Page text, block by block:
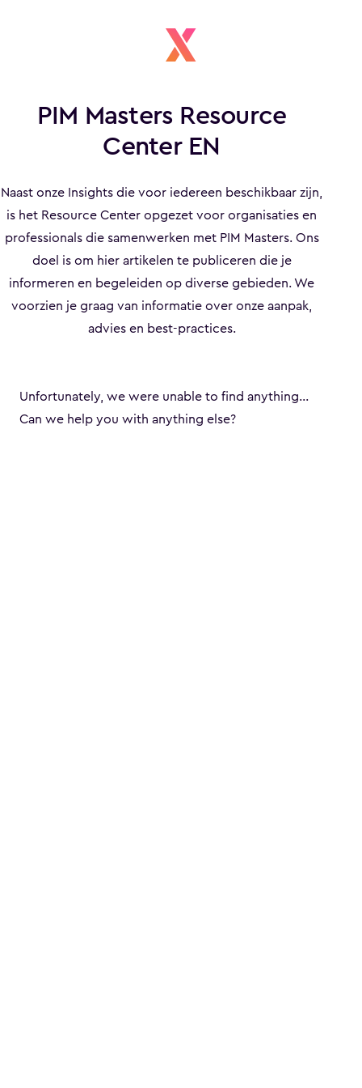
PIM Masters Resource
Center EN
Naast onze Insights die voor iedereen beschikbaar zijn,
is het Resource Center opgezet voor organisaties en
professionals die samenwerken met PIM Masters. Ons
doel is om hier artikelen te publiceren die je
informeren en begeleiden op diverse gebieden. We
voorzien je graag van informatie over onze aanpak,
advies en best-practices.
Unfortunately, we were unable to find anything...
Can we help you with anything else?